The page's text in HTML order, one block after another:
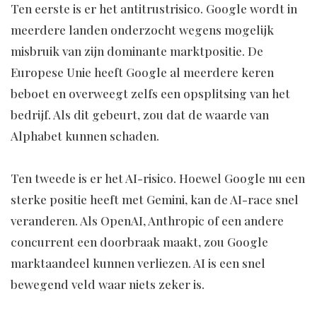
Ten eerste is er het antitrustrisico. Google wordt in
meerdere landen onderzocht wegens mogelijk
misbruik van zijn dominante marktpositie. De
Europese Unie heeft Google al meerdere keren
beboet en overweegt zelfs een opsplitsing van het
bedrijf. Als dit gebeurt, zou dat de waarde van
Alphabet kunnen schaden.
Ten tweede is er het AI-risico. Hoewel Google nu een
sterke positie heeft met Gemini, kan de AI-race snel
veranderen. Als OpenAI, Anthropic of een andere
concurrent een doorbraak maakt, zou Google
marktaandeel kunnen verliezen. AI is een snel
bewegend veld waar niets zeker is.